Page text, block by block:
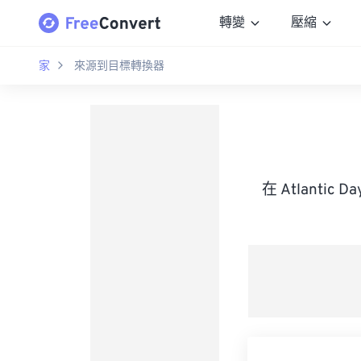
轉變 壓縮
家 來源到目標轉換器
在 Atlantic